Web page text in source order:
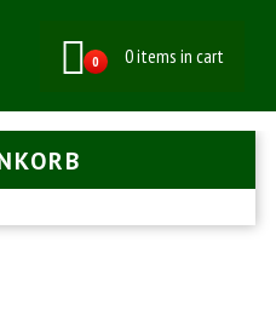
0 0 items in cart